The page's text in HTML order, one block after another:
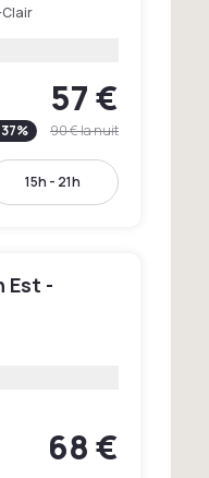
57 €
37% 90 €la nuit
15h - 21h
Est -
68 €